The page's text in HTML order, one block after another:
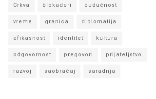
Crkva blokaderi budućnost
vreme granica diplomatija
efikasnost identitet kultura
odgovornost pregovori prijateljstvo
razvoj saobraćaj saradnja